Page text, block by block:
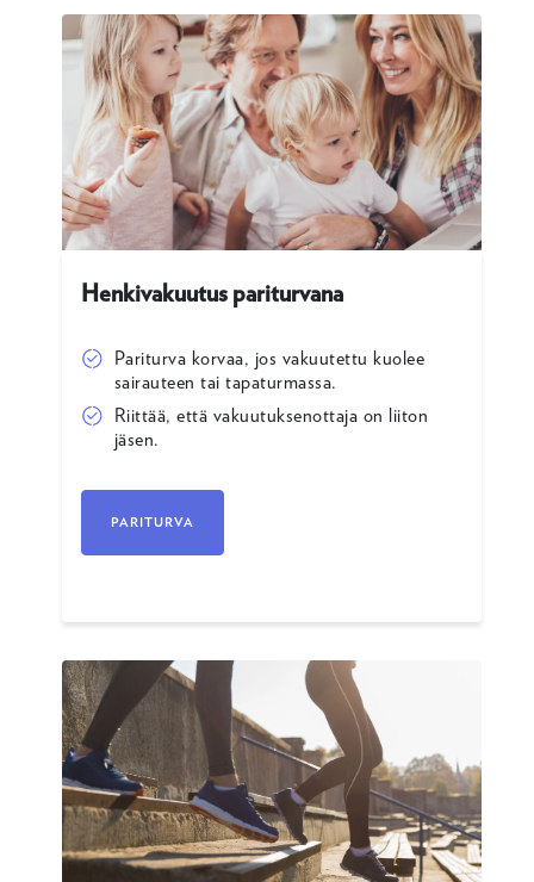
Henkivakuutus pariturvana
Pariturva korvaa, jos vakuutettu kuolee
sairauteen tai tapaturmassa.
Riittää, että vakuutuksenottaja on liiton
jäsen.
PARITURVA